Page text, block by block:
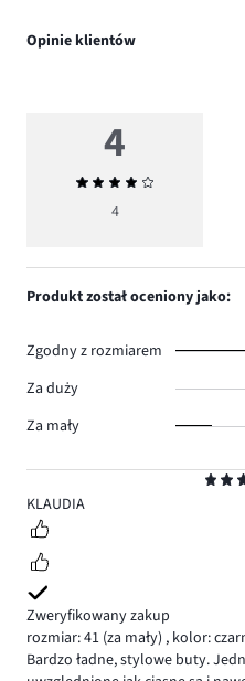
Opinie klientów
4
KLAUDIA
Zweryfikowany zakup
rozmiar: 41 (za mały) , kolor:
Bardzo ładne, stylowe buty.
4
Średnia
ocena
4
Produkt został oceniony jako:
Zgodny z rozmiarem
Za duży
Za mały